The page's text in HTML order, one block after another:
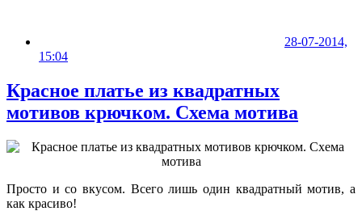
28-07-2014,
15:04
Красное платье из квадратных
мотивов крючком. Схема мотива
Просто и со вкусом. Всего лишь один квадратный мотив, а
как красиво!